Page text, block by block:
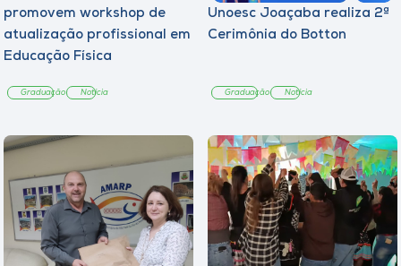
promovem workshop de
atualização profissional em
Educação Física
Graduação Notícia
Unoesc Joaçaba realiza 2ª
Cerimônia do Botton
Graduação Notícia